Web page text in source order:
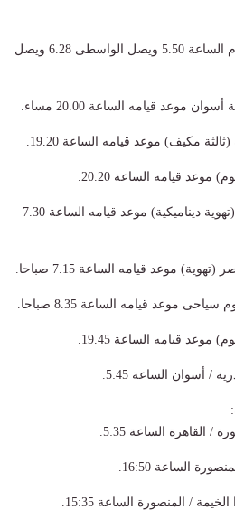
قطار رقم 1109 يقوم من الفيوم الساعة 5.50 ويصل الواسطى 6.28 ويصل
قطار رقم 157 الأقصر القاهرة (تهوية ديناميكية) موعد قيامه الساعة 7.30